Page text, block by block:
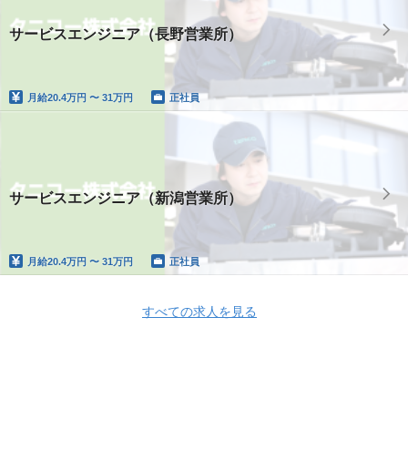
サービスエンジニア（長野営業所）
月給20.4万円 〜 31万円 正社員
サービスエンジニア（新潟営業所）
月給20.4万円 〜 31万円 正社員
すべての求人を見る